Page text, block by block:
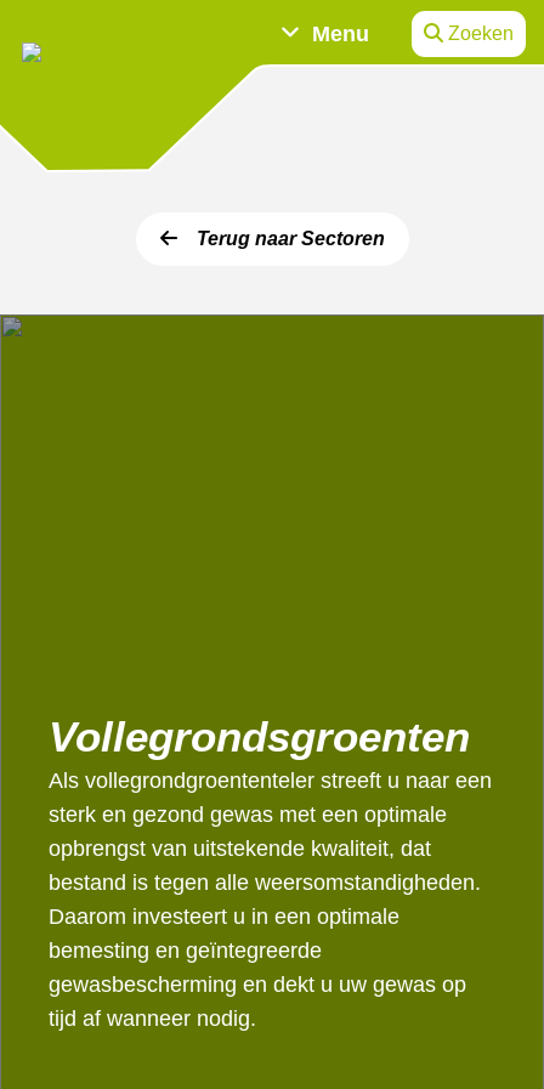
Menu Zoeken
Terug naar Sectoren
Vollegrondsgroenten
Als vollegrondgroententeler streeft u naar een
sterk en gezond gewas met een optimale
opbrengst van uitstekende kwaliteit, dat
bestand is tegen alle weersomstandigheden.
Daarom investeert u in een optimale
bemesting en geïntegreerde
gewasbescherming en dekt u uw gewas op
tijd af wanneer nodig.